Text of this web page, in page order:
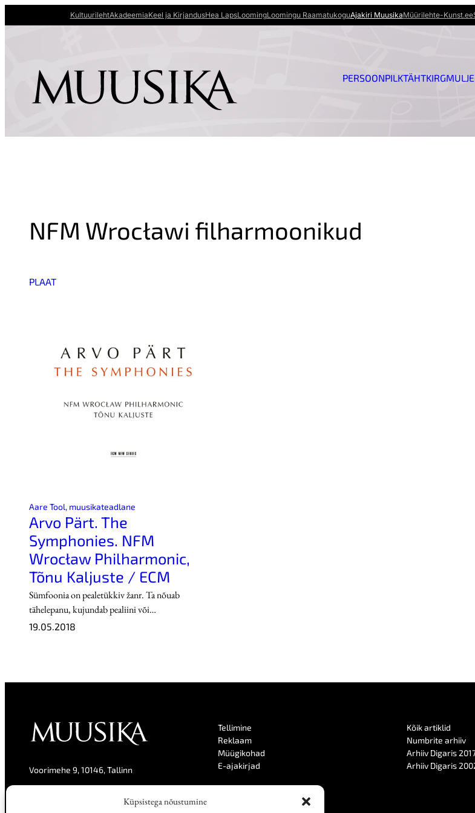
Küpsistega nõustumine
KultuurilehtAkadeemiaKeel ja KirjandusHea LapsLoomingLoomingu RaamatukoguAjakiri MuusikaMüürilehte-Kunst.ee
PERSOONPILKTÄHTKIRGMULJE
NFM Wrocławi filharmoonikud
PLAAT
Aare Tool, muusikateadlane
Arvo Pärt. The
Symphonies. NFM
Wrocław Philharmonic,
Tõnu Kaljuste / ECM
Sümfoonia on pealetükkiv žanr. Ta nõuab
tähelepanu, kujundab pealiini või…
19.05.2018
Voorimehe 9, 10146, Tallinn
Tellimine
Reklaam
Müügikohad
E-ajakirjad
Kõik artiklid
Numbrite arhiiv
Arhiiv Digaris
Arhiiv Digaris